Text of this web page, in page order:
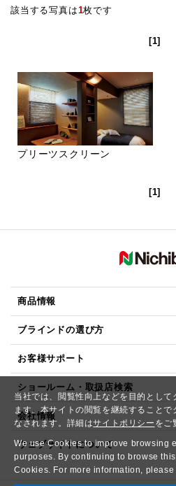
当社では、閲覧性向上などを目的とし
ます。本サイトの閲覧を継続すること
なされます。詳細はサイトポリシー をご
We use Cookies to improve browsing
purposes. By continuing to browse
Cookies. For more information, please
該当する写真は1枚です
[1]
プリーツスクリーン
[1]
商品情報
ブラインドの選び方
お客様サポート
ショールーム・取扱店検索
会社情報
ウェブサイトについて